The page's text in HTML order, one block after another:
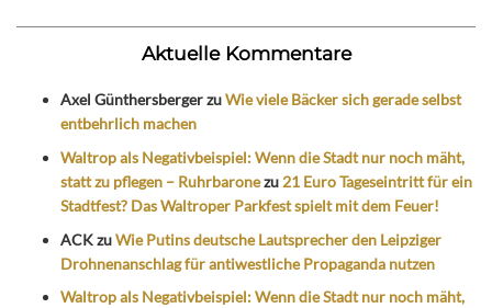
Aktuelle Kommentare
Axel GünthersbergerzuWie viele Bäcker sich gerade selbst
entbehrlich machen
Waltrop als Negativbeispiel: Wenn die Stadt nur noch mäht,
statt zu pflegen – Ruhrbaronezu 21 Euro Tageseintritt für ein
Stadtfest? Das Waltroper Parkfest spielt mit dem Feuer!
ACKzuWie Putins deutsche Lautsprecher den Leipziger
Drohnenanschlag für antiwestliche Propaganda nutzen
Waltrop als Negativbeispiel: Wenn die Stadt nur noch mäht,